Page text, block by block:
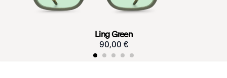
Ling Green
90,00 €